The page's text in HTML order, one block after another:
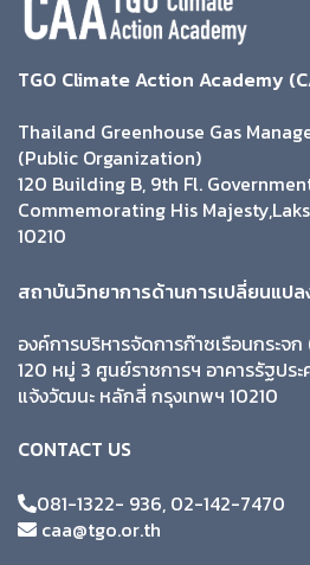
TGO Climate Action Academy
Thailand Greenhouse Gas
(Public Organization)
120 Building B, 9th Fl.
Commemorating His
10210
สถาบันวิทยาการด้านการเปลี่ยนแป
องค์การบริหารจัดการก๊าซเรือนกระจ
120 หมู่ 3 ศูนย์ราชการฯ อาคารรัฐป
แจ้งวัฒนะ หลักสี่ กรุงเทพฯ 10210
CONTACT US
081-1322- 936, 02-142-7470
caa@tgo.or.th